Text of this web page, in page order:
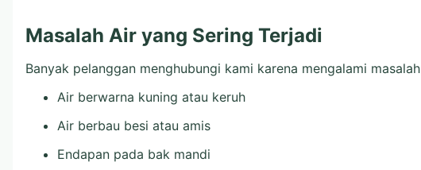
Masalah Air yang Sering Terjadi
Banyak pelanggan menghubungi kami karena mengalami
Air berwarna kuning atau keruh
Air berbau besi atau amis
Endapan pada bak mandi